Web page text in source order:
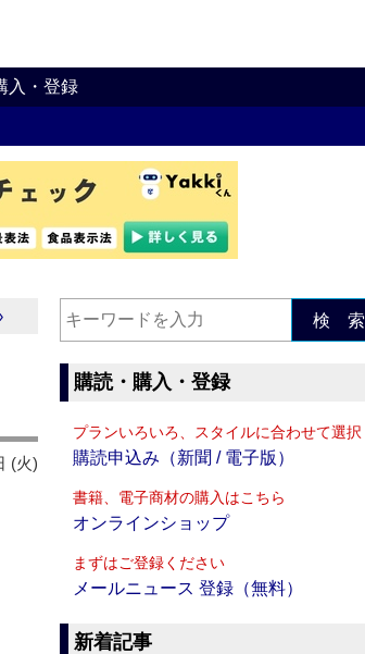
入・登録
(火)
検 索
購読・購入・登録
プランいろいろ、スタイルに合わせて選択
購読申込み（新聞 / 電子版）
書籍、電子商材の購入はこちら
オンラインショップ
まずはご登録ください
メールニュース 登録（無料）
新着記事